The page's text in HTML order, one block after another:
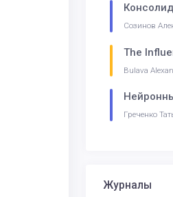
Созинов
The
Bulava
Греченко
Журналы